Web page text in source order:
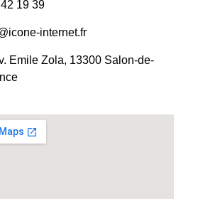
19 39
internet.fr
Emile Zola, 13300 Salon-de-